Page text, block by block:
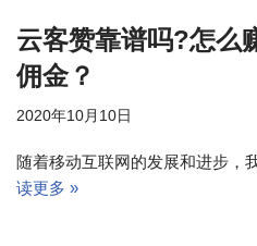
云客赞靠谱吗?怎么
佣金？
2020年10月10日
随着移动互联网的发展和进步，
读更多 »